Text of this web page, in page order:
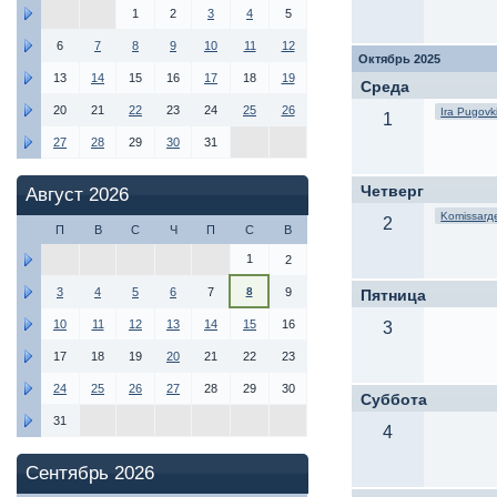
Октябрь 2025
Среда
1 Ira
Четверг
2
Пятница
3
Суббота
4
1 2 3 4 5
6 7 8 9 10 11 12
13 14 15 16 17 18 19
20 21 22 23 24 25 26
27 28 29 30 31
Август 2026
П В С Ч П С В
1 2
3 4 5 6 7 8 9
10 11 12 13 14 15 16
17 18 19 20 21 22 23
24 25 26 27 28 29 30
31
Сентябрь 2026